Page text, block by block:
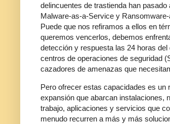
delincuentes de trastienda han
Malware-as-a-Service y
Puede que nos refiramos a ellos en
queremos vencerlos, debemos
detección y respuesta las 24 horas
centros de operaciones de seguridad
cazadores de amenazas que
Pero ofrecer estas capacidades es un
expansión que abarcan instalaciones,
trabajo, aplicaciones y servicios que
menudo recurren a más y más